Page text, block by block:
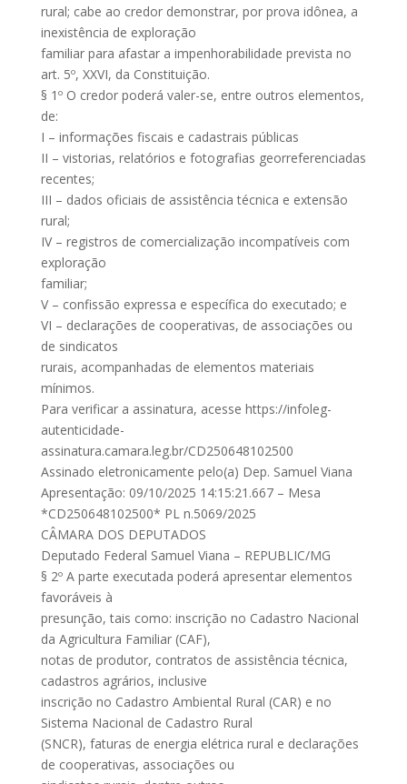
rural; cabe ao credor demonstrar, por prova idônea, a
inexistência de exploração
familiar para afastar a impenhorabilidade prevista no
art. 5º, XXVI, da Constituição.
§ 1º O credor poderá valer-se, entre outros elementos,
de:
I – informações fiscais e cadastrais públicas
II – vistorias, relatórios e fotografias georreferenciadas
recentes;
III – dados oficiais de assistência técnica e extensão
rural;
IV – registros de comercialização incompatíveis com
exploração
familiar;
V – confissão expressa e específica do executado; e
VI – declarações de cooperativas, de associações ou
de sindicatos
rurais, acompanhadas de elementos materiais
mínimos.
Para verificar a assinatura, acesse https://infoleg-
autenticidade-
assinatura.camara.leg.br/CD250648102500
Assinado eletronicamente pelo(a) Dep. Samuel Viana
Apresentação: 09/10/2025 14:15:21.667 – Mesa
*CD250648102500* PL n.5069/2025
CÂMARA DOS DEPUTADOS
Deputado Federal Samuel Viana – REPUBLIC/MG
§ 2º A parte executada poderá apresentar elementos
favoráveis à
presunção, tais como: inscrição no Cadastro Nacional
da Agricultura Familiar (CAF),
notas de produtor, contratos de assistência técnica,
cadastros agrários, inclusive
inscrição no Cadastro Ambiental Rural (CAR) e no
Sistema Nacional de Cadastro Rural
(SNCR), faturas de energia elétrica rural e declarações
de cooperativas, associações ou